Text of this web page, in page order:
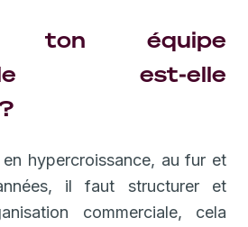
ton équipe
est-elle
hypercroissance, au fur et
il faut structurer et
commerciale, cela